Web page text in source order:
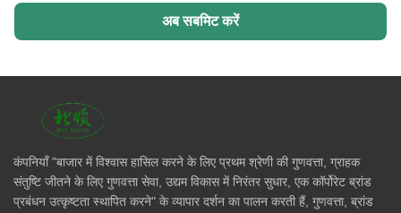
अब सबमिट करें
कंपनियाँ "बाजार में विश्वास हासिल करने के लिए प्रथम श्रेणी की गुणवत्ता, ग्राहक
संतुष्टि जीतने के लिए गुणवत्ता सेवा, उद्यम विकास में निरंतर सुधार, एक कॉर्पोरेट ब्रांड
प्रबंधन उत्कृष्टता स्थापित करने" के व्यापार दर्शन का पालन करती हैं, गुणवत्ता, ब्रांड